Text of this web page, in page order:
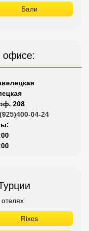
208
04-24
Gloria
Delphin